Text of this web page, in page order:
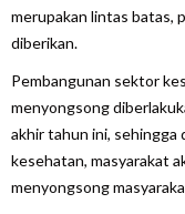
merupakan lintas batas,
diberikan.
Pembangunan sektor
menyongsong
akhir tahun ini, sehingga
kesehatan, masyarakat
menyongsong